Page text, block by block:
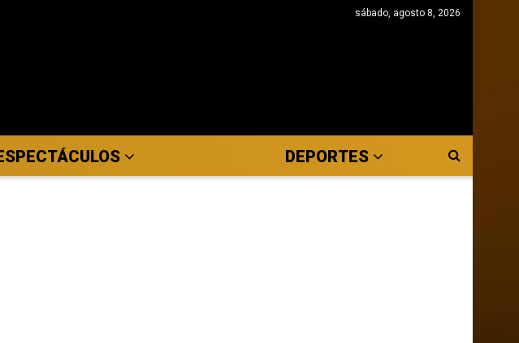
sábado, agosto 8, 2026
DEPORTES